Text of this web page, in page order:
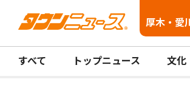
厚木・愛
すべて トップニュース 文化